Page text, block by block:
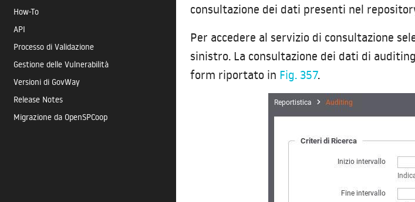
How-To
API
Processo di Validazione
Gestione delle Vulnerabilità
Versioni di GovWay
Release Notes
Migrazione da OpenSPCoop
consultazione dei dati presenti nel
Per accedere al servizio di consultazione
sinistro. La consultazione dei dati di
form riportato in Fig. 357.